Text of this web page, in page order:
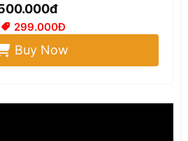
299.000Đ
Buy Now